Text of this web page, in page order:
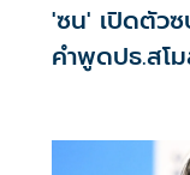
'ซน' เปิดตัว
คำพูดปธ.สโม